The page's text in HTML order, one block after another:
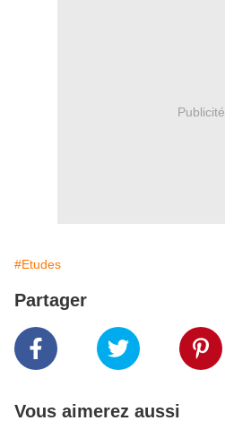
Publicité
#Etudes
Partager
Vous aimerez aussi